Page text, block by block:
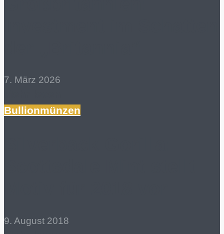
7. März 2026
Bullionmünzen
9. August 2018